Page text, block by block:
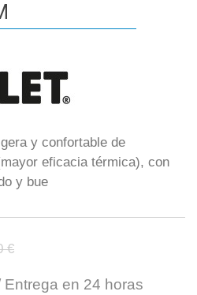
y confortable de
eficacia térmica), con
y bue
€
Entrega en 24 horas